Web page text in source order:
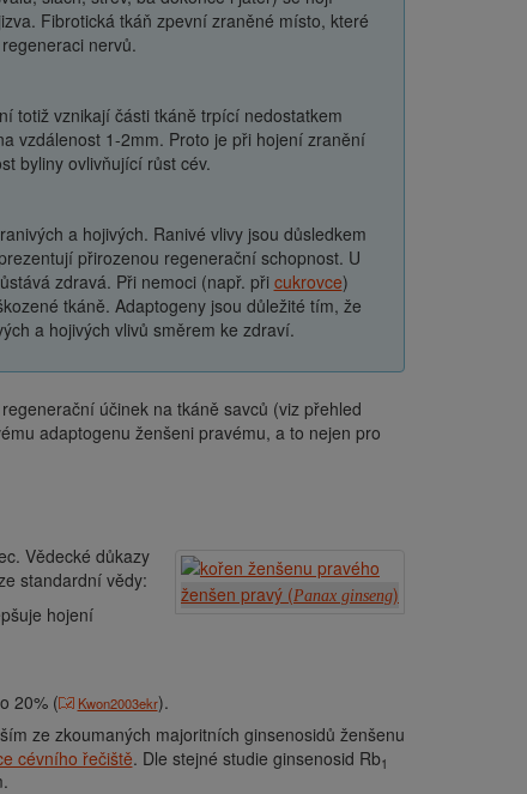
Fibrotická tkáň zpevní zraněné místo, které
nervů.
totiž vznikají části tkáně trpící nedostatkem
vzdálenost 1-2mm. Proto je při hojení zranění
byliny ovlivňující růst cév.
a hojivých. Ranivé vlivy jsou důsledkem
přirozenou regenerační schopnost. U
zdravá. Při nemoci (např. při cukrovce)
tkáně. Adaptogeny jsou důležité tím, že
a hojivých vlivů směrem ke zdraví.
účinek na tkáně savců (viz přehled
adaptogenu ženšeni pravému, a to nejen pro
ženšen pravý (Panax ginseng)
Vědecké důkazy
standardní vědy:
hojení
20% (
Kwon2003ekr).
ze zkoumaných majoritních ginsenosidů ženšenu
cévního řečiště. Dle stejné studie ginsenosid Rb1